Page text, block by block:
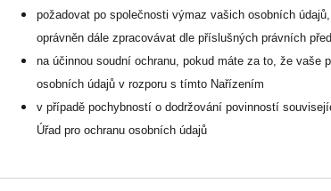
požadovat po společnosti výmaz vašich osobních
oprávněn dále zpracovávat dle příslušných právních
na účinnou soudní ochranu, pokud máte za to, že vaše
osobních údajů v rozporu s tímto Nařízením
v případě pochybností o dodržování povinností
Úřad pro ochranu osobních údajů